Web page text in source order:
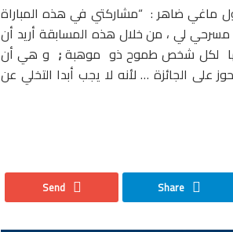
ماغي ضاهر : “مشاركتي في هذه المباراة
مسرحي لي ، من خلال هذه المسابقة أريد أن
لكل شخص طموح ذو موهبة; و هي أن
على الجائزة … لأنه لا يجب أبدا التخلي عن
Share
Send